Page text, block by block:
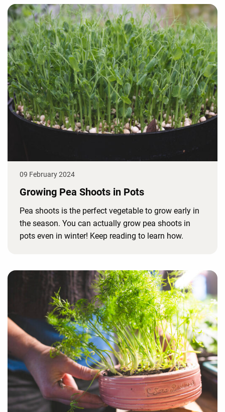
09 February 2024
Growing Pea Shoots in Pots
Pea shoots is the perfect vegetable to grow early in
the season. You can actually grow pea shoots in
pots even in winter! Keep reading to learn how.